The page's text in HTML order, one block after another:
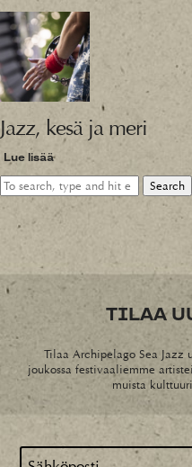
Jazz, kesä ja meri
Lue lisää
Search
TILAA
Tilaa Archipelago Sea Jazz
joukossa festivaaliemme
muista